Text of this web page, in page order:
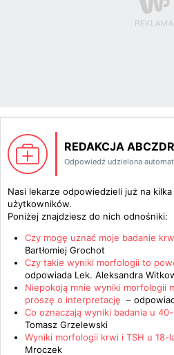
REDAKCJA
Odpowiedź udzielona
Nasi lekarze odpowiedzieli już na
użytkowników.
Poniżej znajdziesz do nich odnośniki:
Czy mogę uznać moje badanie
Bartłomiej Grochot
Czy takie wyniki morfologii to
odpowiada Lek. Aleksandra
Niepokoją mnie wyniki morfologii
proszę o interpretację –
Co oznaczają wyniki badania u
Tomasz Grzelewski
Wyniki morfologii krwi i TSH u 18-
Mroczek